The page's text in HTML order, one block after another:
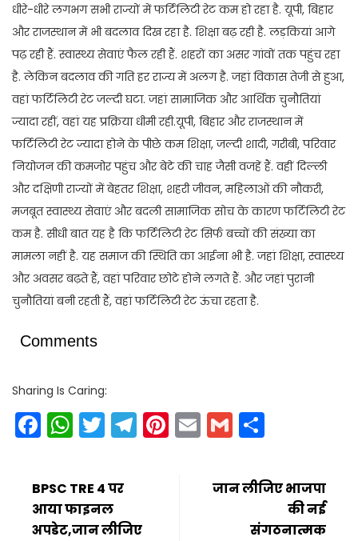
धीरे-धीरे लगभग सभी राज्यों में फर्टिलिटी रेट कम हो रहा है. यूपी, बिहार
और राजस्थान में भी बदलाव दिख रहा है. शिक्षा बढ़ रही है. लड़कियां आगे
पढ़ रही हैं. स्वास्थ्य सेवाएं फैल रही हैं. शहरों का असर गांवों तक पहुंच रहा
है. लेकिन बदलाव की गति हर राज्य में अलग है. जहां विकास तेजी से हुआ,
वहां फर्टिलिटी रेट जल्दी घटा. जहां सामाजिक और आर्थिक चुनौतियां
ज्यादा रहीं, वहां यह प्रक्रिया धीमी रही.यूपी, बिहार और राजस्थान में
फर्टिलिटी रेट ज्यादा होने के पीछे कम शिक्षा, जल्दी शादी, गरीबी, परिवार
नियोजन की कमजोर पहुंच और बेटे की चाह जैसी वजहें हैं. वहीं दिल्ली
और दक्षिणी राज्यों में बेहतर शिक्षा, शहरी जीवन, महिलाओं की नौकरी,
मजबूत स्वास्थ्य सेवाएं और बदली सामाजिक सोच के कारण फर्टिलिटी रेट
कम है. सीधी बात यह है कि फर्टिलिटी रेट सिर्फ बच्चों की संख्या का
मामला नहीं है. यह समाज की स्थिति का आईना भी है. जहां शिक्षा, स्वास्थ्य
और अवसर बढ़ते हैं, वहां परिवार छोटे होने लगते हैं. और जहां पुरानी
चुनौतियां बनी रहती हैं, वहां फर्टिलिटी रेट ऊंचा रहता है.
Comments
Sharing Is Caring:
Facebook
WhatsApp
Twitter
Telegram
Pinterest
EmailGmail
BPSC TRE 4 पर
आया फाइनल
अपडेट,जान लीजिए
जान लीजिए भाजपा
की नई
संगठनात्मक